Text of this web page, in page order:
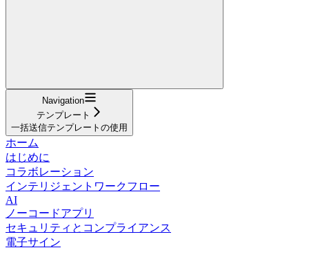
Navigation
テンプレート
一括送信テンプレートの使用
ホーム
はじめに
コラボレーション
インテリジェントワークフロー
AI
ノーコードアプリ
セキュリティとコンプライアンス
電子サイン